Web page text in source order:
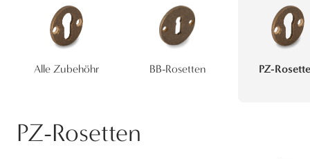
PZ-Rosetten
Alle Zubehöhr BB-Rosetten PZ-